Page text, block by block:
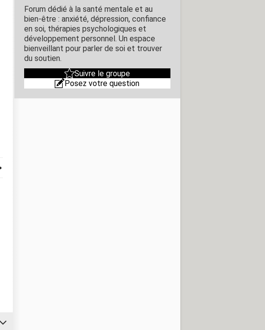
Forum dédié à la santé mentale et au
bien-être : anxiété, dépression, confiance
en soi, thérapies psychologiques et
développement personnel. Un espace
bienveillant pour parler de soi et trouver
du soutien.
Suivre le groupe
Posez votre question